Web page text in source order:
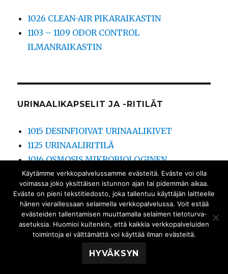
1026 CLEAN-AIR PIKARAIKASTIN
1103 – 1109 ODOR CONTROL
ILMANRAIKASTIN
URINAALIKAPSELIT JA -RITILÄT
1015 DESINFIOIVAT URINAALIKIVET
1125 URINAALIRITILÄ
1016 OSMOSIS MIKROBIOLOGINEN
URINAALIKAPSELI
KATSO RT-KORTTI TÄÄLTÄ
SUOMEN SANIMEX OY Palvelun tarjoaa WordPress
Käytämme verkkopalvelussamme evästeitä. Eväste voi olla
voimassa joko yksittäisen istunnon ajan tai pidemmän aikaa.
Eväste on pieni tekstitiedosto, joka tallentuu käyttäjän laitteelle
hänen vieraillessaan selaimella verkkopalvelussa. Voit estää
evästeiden tallentamisen muuttamalla selaimen tietoturva-
asetuksia. Huomioi kuitenkin, että kaikkia verkkopalveluiden
toimintoja ei välttämättä voi käyttää ilman evästeitä.
HYVÄKSYN